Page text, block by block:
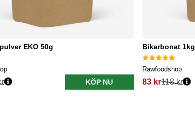
EKO 50g
KÖP NU
Bikarbonat 1kg
Rawfoodshop
83 kr118 kr